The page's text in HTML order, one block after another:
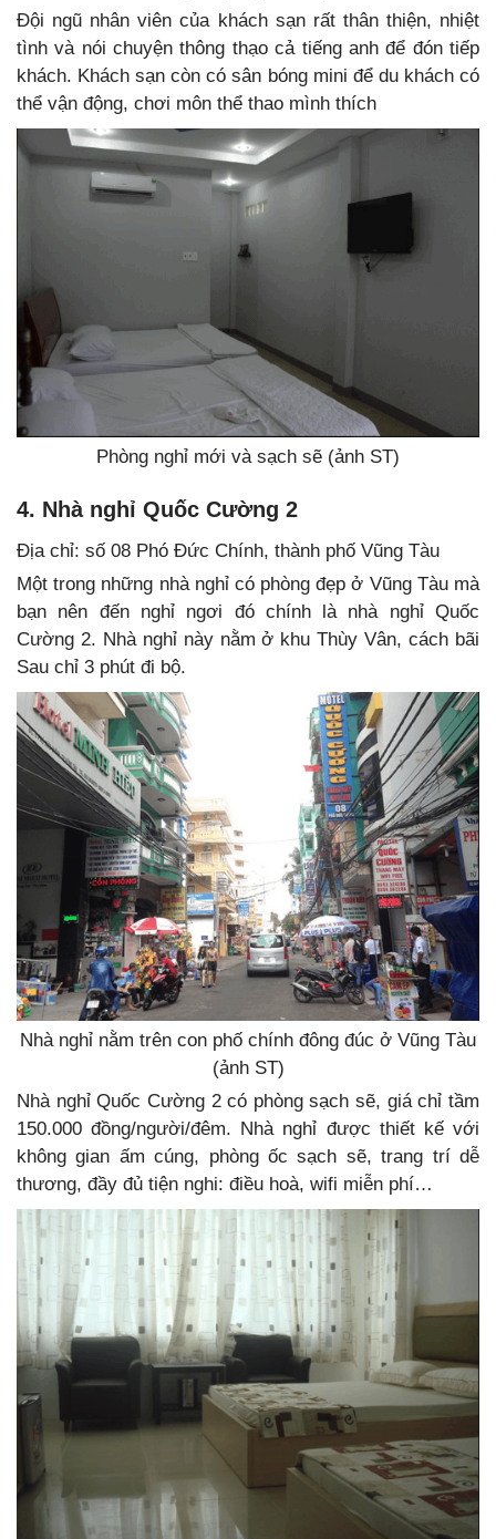
Đội ngũ nhân viên của khách sạn rất thân thiện, nhiệt
tình và nói chuyện thông thạo cả tiếng anh để đón tiếp
khách. Khách sạn còn có sân bóng mini để du khách có
thể vận động, chơi môn thể thao mình thích
Phòng nghỉ mới và sạch sẽ (ảnh ST)
4. Nhà nghỉ Quốc Cường 2
Địa chỉ: số 08 Phó Đức Chính, thành phố Vũng Tàu
Một trong những nhà nghỉ có phòng đẹp ở Vũng Tàu mà
bạn nên đến nghỉ ngơi đó chính là nhà nghỉ Quốc
Cường 2. Nhà nghỉ này nằm ở khu Thùy Vân, cách bãi
Sau chỉ 3 phút đi bộ.
Nhà nghỉ nằm trên con phố chính đông đúc ở Vũng Tàu
(ảnh ST)
Nhà nghỉ Quốc Cường 2 có phòng sạch sẽ, giá chỉ tầm
150.000 đồng/người/đêm. Nhà nghỉ được thiết kế với
không gian ấm cúng, phòng ốc sạch sẽ, trang trí dễ
thương, đầy đủ tiện nghi: điều hoà, wifi miễn phí…